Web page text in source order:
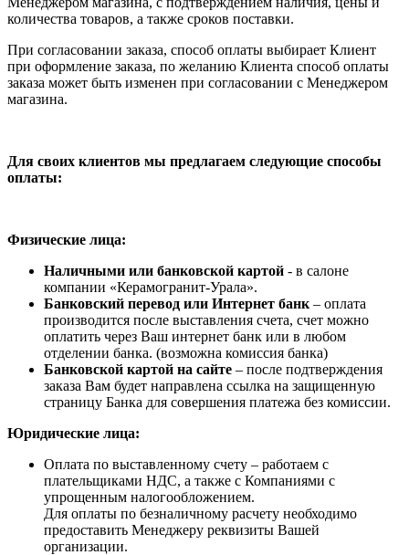
количества товаров, а также сроков поставки.
При согласовании заказа, способ оплаты выбирает Клиент
при оформление заказа, по желанию Клиента способ оплаты
заказа может быть изменен при согласовании с Менеджером
магазина.
Для своих клиентов мы предлагаем следующие способы
оплаты:
Физические лица:
Наличными или банковской картой - в салоне
компании «Керамогранит-Урала».
Банковский перевод или Интернет банк – оплата
производится после выставления счета, счет можно
оплатить через Ваш интернет банк или в любом
отделении банка. (возможна комиссия банка)
Банковской картой на сайте – после подтверждения
заказа Вам будет направлена ссылка на защищенную
страницу Банка для совершения платежа без комиссии.
Юридические лица:
Оплата по выставленному счету – работаем с
плательщиками НДС, а также с Компаниями с
упрощенным налогообложением.
Для оплаты по безналичному расчету необходимо
предоставить Менеджеру реквизиты Вашей
организации.